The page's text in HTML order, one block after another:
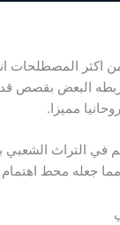
اكثر المصطلحات
البعض بقصص
مميزا.
في التراث
جعله محط اهتمام